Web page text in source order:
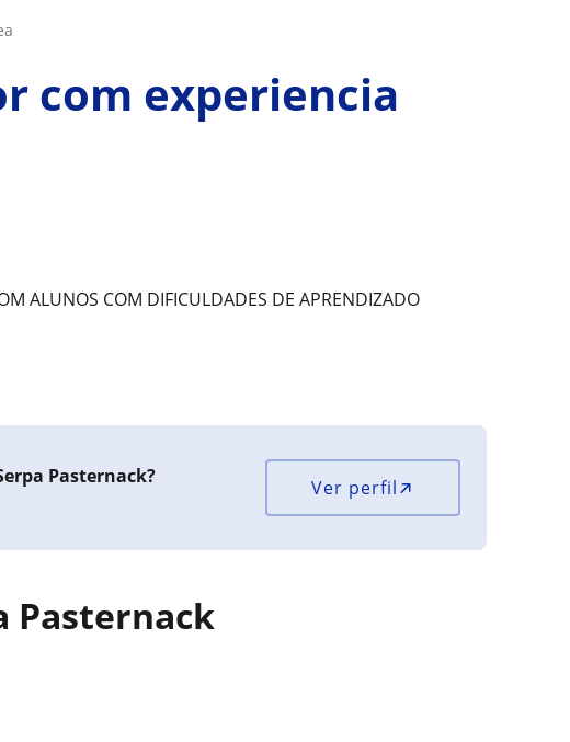
com experiencia
ALUNOS COM DIFICULDADES DE APRENDIZADO
Pasternack?
Ver perfil
Pasternack